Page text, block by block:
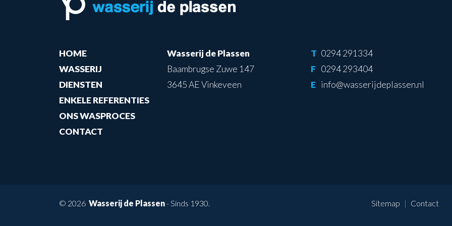
HOME
WASSERIJ
DIENSTEN
ENKELE REFERENTIES
ONS WASPROCES
CONTACT
Wasserij de Plassen
Baambrugse Zuwe 147
3645 AE Vinkeveen
T 0294 291334
F 0294 293404
E info@wasserijdeplassen.nl
© 2026 Wasserij de Plassen- Sinds 1930. Sitemap Contact